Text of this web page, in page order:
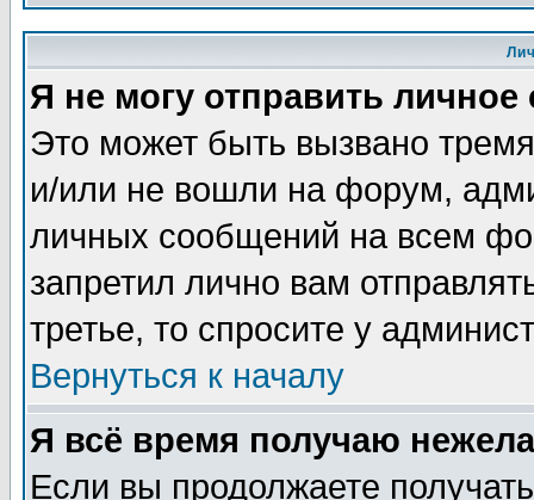
Я не могу отправить
Это может быть вызвано
и/или не вошли на форум,
личных сообщений на всем
запретил лично вам
третье, то спросите у
Вернуться к началу
Я всё время получаю
Если вы продолжаете